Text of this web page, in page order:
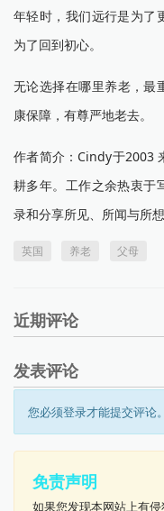
年轻时，我们远行是为了
为了回到初心。
无论选择在哪里养老，
康保障，有尊严地老去。
作者简介：Cindy于2003
耕多年。工作之余热衷于
录和分享所见、所闻与所想
英国 养老 父母
近期评论
发表评论
您必须登录才能提交评论。
免责声明
如果您发现本网站上有